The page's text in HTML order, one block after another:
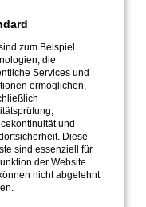
zum Beispiel
die
Services und
ermöglichen,
und
Diese
sind essenziell für
der Website
nicht abgelehnt